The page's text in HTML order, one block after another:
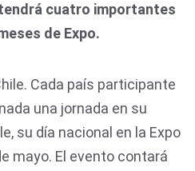
cuatro importantes
de Expo.
Cada país participante
una jornada en su
su día nacional en la Expo
mayo. El evento contará